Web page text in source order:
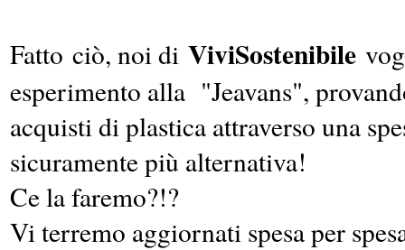
Fatto ciò, noi di ViviSostenibile
esperimento alla "Jeavans",
acquisti di plastica attraverso una
sicuramente più alternativa!
Ce la faremo?!?
Vi terremo aggiornati spesa per